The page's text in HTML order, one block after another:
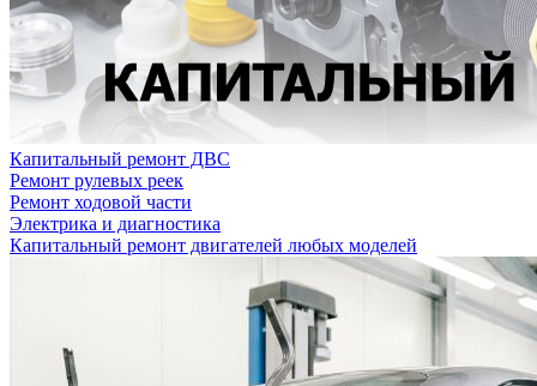
Капитальный ремонт ДВС
Ремонт рулевых реек
Ремонт ходовой части
Электрика и диагностика
Капитальный ремонт двигателей любых моделей